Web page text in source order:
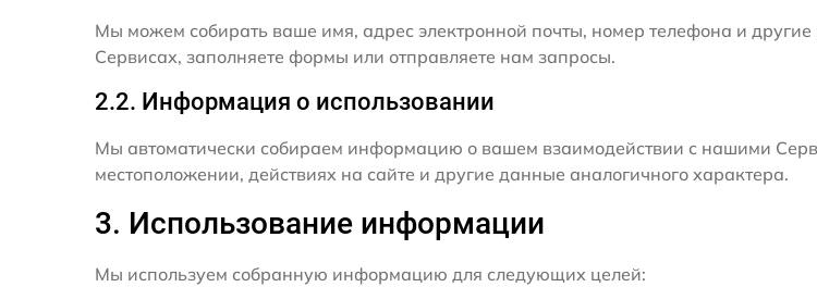
Мы можем собирать ваше имя, адрес электронной почты, номер телефона и
Сервисах, заполняете формы или отправляете нам запросы.
2.2. Информация о использовании
Мы автоматически собираем информацию о вашем взаимодействии с нашими
местоположении, действиях на сайте и другие данные аналогичного характера.
3. Использование информации
Мы используем собранную информацию для следующих целей: